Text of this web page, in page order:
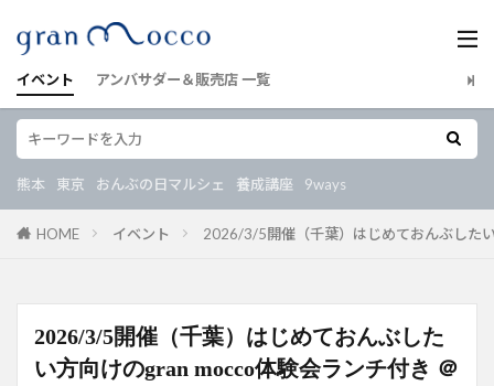
イベント アンバサダー＆販売店 一覧
熊本 東京 おんぶの日マルシェ 養成講座 9ways
HOME イベント 2026/3/5開催（千葉）はじめておんぶした
2026/3/5開催（千葉）はじめておんぶした
い方向けのgran mocco体験会ランチ付き ＠